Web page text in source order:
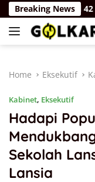
Skip
to
content
Breaking News
Tiket Terjual 42
Home Eksekutif
Kabinet, Eksekutif
Hadapi
Sekolah
Lansia